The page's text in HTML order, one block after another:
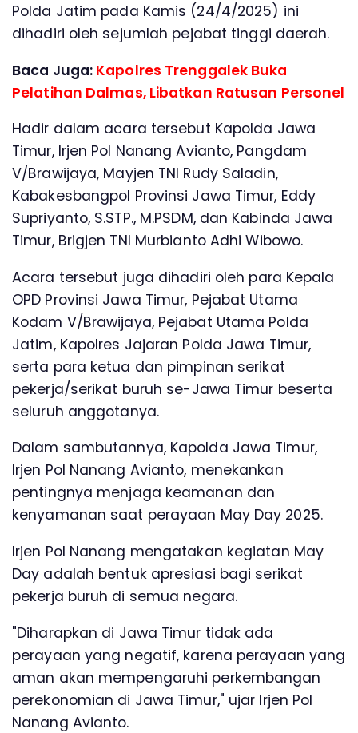
Polda Jatim pada Kamis (24/4/2025) ini
dihadiri oleh sejumlah pejabat tinggi daerah.
Baca Juga: Kapolres Trenggalek Buka
Pelatihan Dalmas, Libatkan Ratusan Personel
Hadir dalam acara tersebut Kapolda Jawa
Timur, Irjen Pol Nanang Avianto, Pangdam
V/Brawijaya, Mayjen TNI Rudy Saladin,
Kabakesbangpol Provinsi Jawa Timur, Eddy
Supriyanto, S.STP., M.PSDM, dan Kabinda Jawa
Timur, Brigjen TNI Murbianto Adhi Wibowo.
Acara tersebut juga dihadiri oleh para Kepala
OPD Provinsi Jawa Timur, Pejabat Utama
Kodam V/Brawijaya, Pejabat Utama Polda
Jatim, Kapolres Jajaran Polda Jawa Timur,
serta para ketua dan pimpinan serikat
pekerja/serikat buruh se-Jawa Timur beserta
seluruh anggotanya.
Dalam sambutannya, Kapolda Jawa Timur,
Irjen Pol Nanang Avianto, menekankan
pentingnya menjaga keamanan dan
kenyamanan saat perayaan May Day 2025.
Irjen Pol Nanang mengatakan kegiatan May
Day adalah bentuk apresiasi bagi serikat
pekerja buruh di semua negara.
"Diharapkan di Jawa Timur tidak ada
perayaan yang negatif, karena perayaan yang
aman akan mempengaruhi perkembangan
perekonomian di Jawa Timur," ujar Irjen Pol
Nanang Avianto.